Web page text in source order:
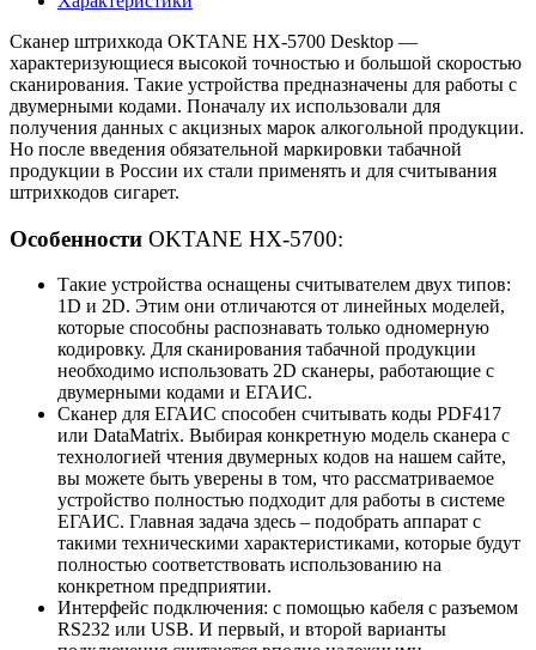
Сканер штрихкода OKTANE HX-5700 Desktop —
характеризующиеся высокой точностью и большой скоростью
сканирования. Такие устройства предназначены для работы с
двумерными кодами. Поначалу их использовали для
получения данных с акцизных марок алкогольной продукции.
Но после введения обязательной маркировки табачной
продукции в России их стали применять и для считывания
штрихкодов сигарет.
Особенности OKTANE HX-5700:
Такие устройства оснащены считывателем двух типов:
1D и 2D. Этим они отличаются от линейных моделей,
которые способны распознавать только одномерную
кодировку. Для сканирования табачной продукции
необходимо использовать 2D сканеры, работающие с
двумерными кодами и ЕГАИС.
Сканер для ЕГАИС способен считывать коды PDF417
или DataMatrix. Выбирая конкретную модель сканера с
технологией чтения двумерных кодов на нашем сайте,
вы можете быть уверены в том, что рассматриваемое
устройство полностью подходит для работы в системе
ЕГАИС. Главная задача здесь – подобрать аппарат с
такими техническими характеристиками, которые будут
полностью соответствовать использованию на
конкретном предприятии.
Интерфейс подключения: с помощью кабеля с разъемом
RS232 или USB. И первый, и второй варианты